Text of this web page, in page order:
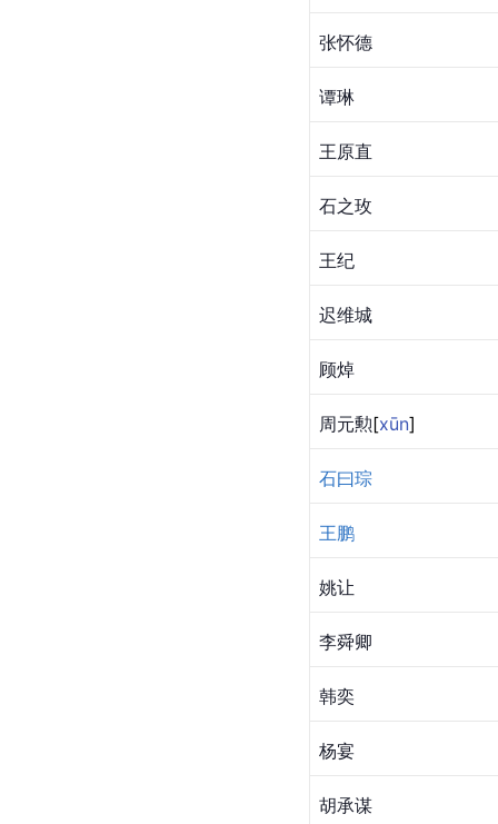
张怀德
谭琳
王原直
石之玫
王纪
迟维城
顾焯
周元勲[xūn]
石曰琮
王鹏
姚让
李舜卿
韩奕
杨宴
胡承谋